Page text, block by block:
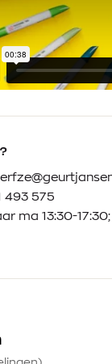
493 575
ma 13:30-